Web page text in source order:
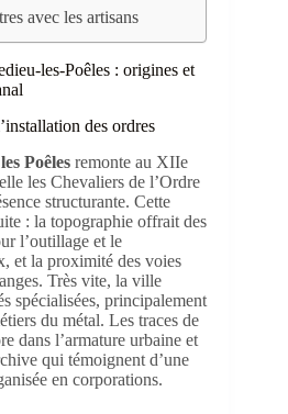
avec les artisans
les-Poêles : origines et
des ordres
Poêles remonte au XIIe
les Chevaliers de l’Ordre
structurante. Cette
: la topographie offrait des
l’outillage et le
et la proximité des voies
Très vite, la ville
spécialisées, principalement
du métal. Les traces de
dans l’armature urbaine et
qui témoignent d’une
en corporations.